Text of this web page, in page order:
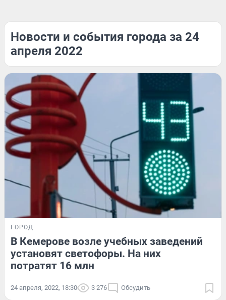
Новости и события города за 24
апреля 2022
ГОРОД
В Кемерове возле учебных заведений
установят светофоры. На них
потратят 16 млн
24 апреля, 2022, 18:30 3 276 Обсудить